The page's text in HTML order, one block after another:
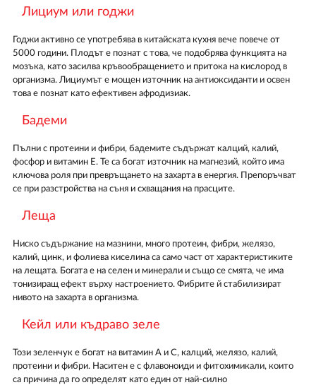
Лициум или годжи
Годжи активно се употребява в китайската кухня вече повече от
5000 години. Плодът е познат с това, че подобрява функцията на
мозъка, като засилва кръвообращението и притока на кислород в
организма. Лициумът е мощен източник на антиоксиданти и освен
това е познат като ефективен афродизиак.
Бадеми
Пълни с протеини и фибри, бадемите съдържат калций, калий,
фосфор и витамин Е. Те са богат източник на магнезий, който има
ключова роля при превръщането на захарта в енергия. Препоръчват
се при разстройства на съня и схващания на прасците.
Леща
Ниско съдържание на мазнини, много протеин, фибри, желязо,
калий, цинк, и фолиева киселина са само част от характеристиките
на лещата. Богата е на селен и минерали и също се смята, че има
тонизиращ ефект върху настроението. Фибрите й стабилизират
нивото на захарта в организма.
Кейл или къдраво зеле
Този зеленчук е богат на витамин А и С, калций, желязо, калий,
протеини и фибри. Наситен е с флавоноиди и фитохимикали, които
са причина да го определят като един от най-силно